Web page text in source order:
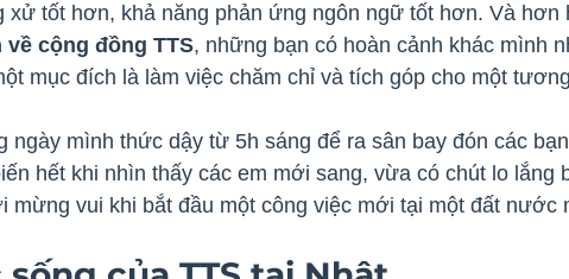
xử tốt hơn, khả năng phản ứng ngôn ngữ tốt hơn. Và hơn
về cộng đồng TTS, những bạn có hoàn cảnh khác mình
mục đích là làm việc chăm chỉ và tích góp cho một
ngày mình thức dậy từ 5h sáng để ra sân bay đón các
hết khi nhìn thấy các em mới sang, vừa có chút lo lắng
mừng vui khi bắt đầu một công việc mới tại một đất nước